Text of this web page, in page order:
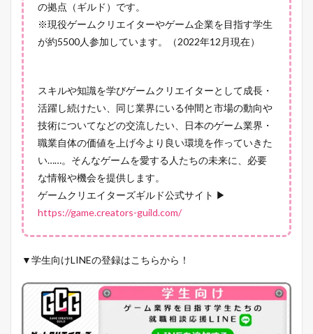
の拠点（ギルド）です。
※現役ゲームクリエイターやゲーム企業を目指す学生
が約5500人参加しています。（2022年12月現在）
スキルや知識を学びゲームクリエイターとして成長・
活躍し続けたい、同じ業界にいる仲間と市場の動向や
技術についてなどの交流したい、日本のゲーム業界・
職業自体の価値を上げ今より良い環境を作っていきた
い……。そんなゲームを愛する人たちの未来に、必要
な情報や機会を提供します。
ゲームクリエイターズギルド公式サイト ▶
https://game.creators-guild.com/
▼学生向けLINEの登録はこちらから！